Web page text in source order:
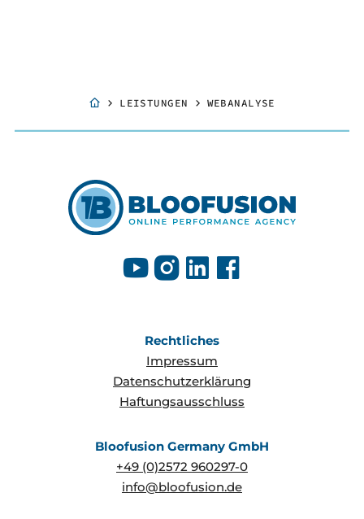
LEISTUNGEN WEBANALYSE
Rechtliches
Impressum
Datenschutzerklärung
Haftungsausschluss
Bloofusion Germany GmbH
+49 (0)2572 960297-0
info@bloofusion.de